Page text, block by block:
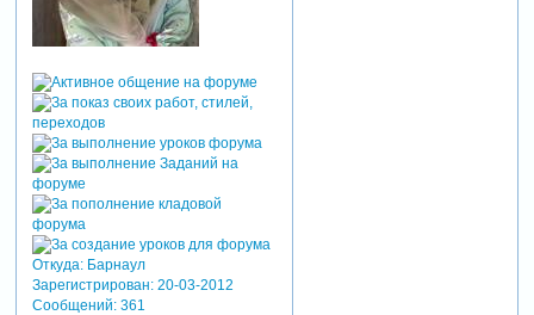
Откуда:Барнаул
Зарегистрирован: 20-03-2012
Сообщений:361